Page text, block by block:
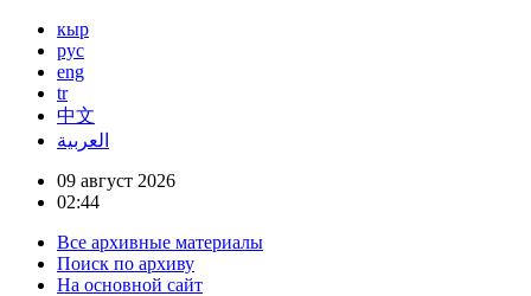
кыр
рус
eng
tr
中文
العربية
09 август 2026
02:44
Все архивные материалы
Поиск по архиву
На основной сайт